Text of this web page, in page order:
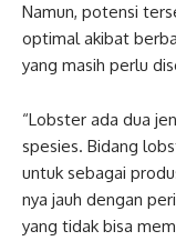
Namun, potensi
optimal akibat
yang masih perlu
“Lobster ada dua
spesies. Bidang
untuk sebagai
nya jauh dengan
yang tidak bisa